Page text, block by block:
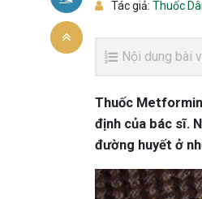
Tác giả: Thuốc
Nội dung bài
Thuốc
định của bác sĩ.
đường huyết ở